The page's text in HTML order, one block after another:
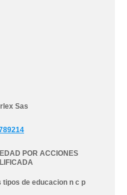
Sas
POR ACCIONES
tipos de educacion n c p